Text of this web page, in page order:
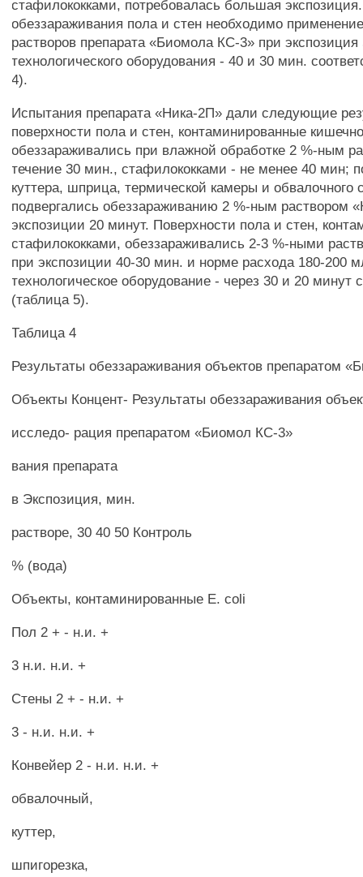
стафилококками, потребовалась большая
обеззараживания пола и стен необходимо
растворов препарата «Биомола КС-3» при
технологического оборудования - 40 и 30 мин.
4).
Испытания препарата «Ника-2П» дали следующие
поверхности пола и стен, контаминированные
обеззараживались при влажной обработке 2 %-ным
течение 30 мин., стафилококками - не менее 40 мин;
куттера, шприца, термической камеры и обвалочного
подвергались обеззараживанию 2 %-ным раствором
экспозиции 20 минут. Поверхности пола и стен,
стафилококками, обеззараживались 2-3 %-ными
при экспозиции 40-30 мин. и норме расхода 180-200
технологическое оборудование - через 30 и 20 минут
(таблица 5).
Таблица 4
Результаты обеззараживания объектов препаратом
Объекты Концент- Результаты обеззараживания
исследо- рация препаратом «Биомол КС-3»
вания препарата
в Экспозиция, мин.
растворе, 30 40 50 Контроль
% (вода)
Объекты, контаминированные Е. coli
Пол 2 + - н.и. +
3 н.и. н.и. +
Стены 2 + - н.и. +
3 - н.и. н.и. +
Конвейер 2 - н.и. н.и. +
обвалочный,
куттер,
шпигорезка,